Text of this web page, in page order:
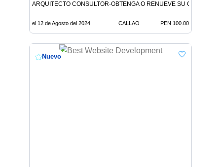
ARQUITECTO CONSULTOR-OBTENGA O RENUEVE SU
el 12 de Agosto del 2024 CALLAO PEN 100.00
Nuevo